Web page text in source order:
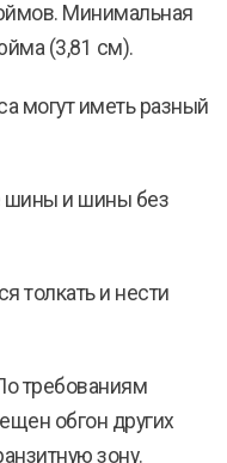
Минимальная
(3,81 см).
могут иметь разный
шины и шины без
толкать и нести
требованиям
обгон других
зону.